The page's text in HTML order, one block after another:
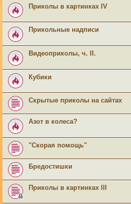
Приколы в картинках IV
Прикольные надписи
Видеоприколы, ч. II.
Кубики
Скрытые приколы на сайтах
Азот в колеса?
"Скорая помощь"
Бредостишки
Приколы в картинках III